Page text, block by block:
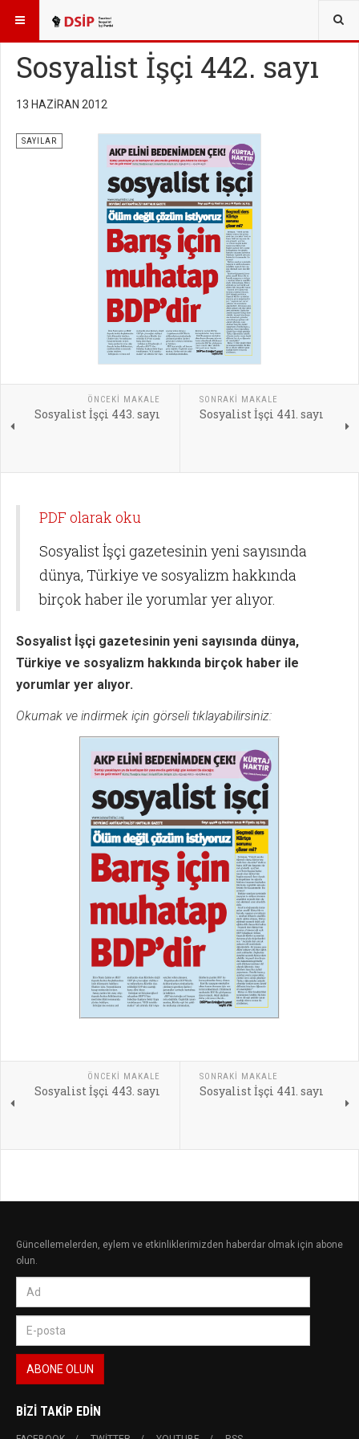
BURADASINIZ: YAYINLAR
Sosyalist İşçi 442. sayı
13 HAZIRAN 2012
SAYILAR
ÖNCEKI MAKALE
Sosyalist İşçi 443. sayı
SONRAKI MAKALE
Sosyalist İşçi 441. sayı
PDF olarak oku
Sosyalist İşçi gazetesinin yeni sayısında
dünya, Türkiye ve sosyalizm hakkında
birçok haber ile yorumlar yer alıyor.
Sosyalist İşçi gazetesinin yeni sayısında dünya,
Türkiye ve sosyalizm hakkında birçok haber ile
yorumlar yer alıyor.
Okumak ve indirmek için görseli tıklayabilirsiniz:
ÖNCEKI MAKALE
Sosyalist İşçi 443. sayı
SONRAKI MAKALE
Sosyalist İşçi 441. sayı
Güncellemelerden, eylem ve etkinliklerimizden haberdar olmak için abone
olun.
BIZI TAKIP EDIN